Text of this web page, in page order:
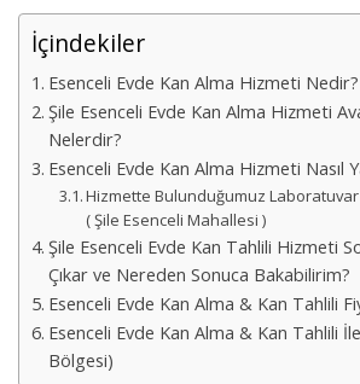
İçindekiler
Esenceli Evde Kan Alma Hizmeti
Şile Esenceli Evde Kan Alma Hizmeti
Nelerdir?
Esenceli Evde Kan Alma Hizmeti Nasıl
Hizmette Bulunduğumuz
( Şile Esenceli Mahallesi )
Şile Esenceli Evde Kan Tahlili Hizmeti
Çıkar ve Nereden Sonuca Bakabilirim?
Esenceli Evde Kan Alma & Kan Tahlili
Esenceli Evde Kan Alma & Kan Tahlili
Bölgesi)